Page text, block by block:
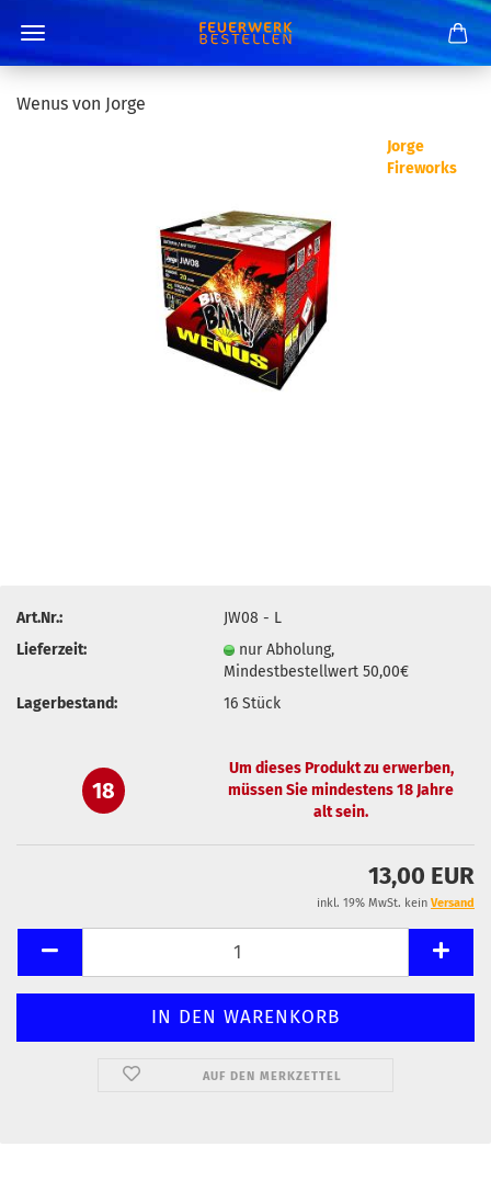
Wenus von Jorge
Jorge
Fireworks
Art.Nr.:
JW08 - L
Lieferzeit:
nur Abholung,
Mindestbestellwert 50,00€
Lagerbestand:
16Stück
18
Um dieses Produkt zu erwerben,
müssen Sie mindestens 18 Jahre
alt sein.
13,00 EUR
inkl. 19% MwSt. kein Versand
AUF DEN MERKZETTEL